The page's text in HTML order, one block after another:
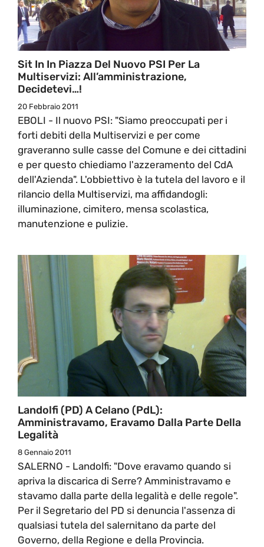
Sit In In Piazza Del Nuovo PSI Per La
Multiservizi: All’amministrazione,
Decidetevi…!
20 Febbraio 2011
EBOLI - Il nuovo PSI: "Siamo preoccupati per i
forti debiti della Multiservizi e per come
graveranno sulle casse del Comune e dei cittadini
e per questo chiediamo l'azzeramento del CdA
dell'Azienda". L'obbiettivo è la tutela del lavoro e il
rilancio della Multiservizi, ma affidandogli:
illuminazione, cimitero, mensa scolastica,
manutenzione e pulizie.
Landolfi (PD) A Celano (PdL):
Amministravamo, Eravamo Dalla Parte Della
Legalità
8 Gennaio 2011
SALERNO - Landolfi: "Dove eravamo quando si
apriva la discarica di Serre? Amministravamo e
stavamo dalla parte della legalità e delle regole".
Per il Segretario del PD si denuncia l'assenza di
qualsiasi tutela del salernitano da parte del
Governo, della Regione e della Provincia.